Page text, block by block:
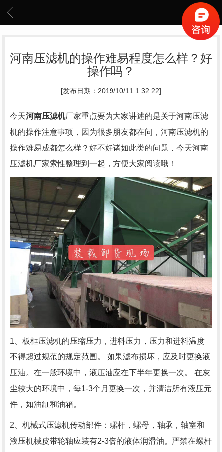
河南压滤机的操作难易程度怎么样？好
操作吗？
[发布日期：2019/10/11 1:32:22]
今天河南压滤机厂家重点要为大家讲述的是关于河南压滤
机的操作注意事项，因为很多朋友都在问，河南压滤机的
操作难易成都怎么样？好不好诸如此类的问题，今天河南
压滤机厂家索性整理到一起，方便大家阅读哦！
1、板框压滤机的压缩压力，进料压力，压力和进料温度
不得超过规范的规定范围。 如果滤布损坏，应及时更换液
压油。在一般环境中，液压油应在下半年更换一次。 在灰
尘较大的环境中，每1-3个月更换一次，并清洁所有液压元
件，如油缸和油箱。
2、机械式压滤机传动部件：螺杆，螺母，轴承，轴室和
液压机械皮带轮轴应装有2-3倍的液体润滑油。严禁在螺杆